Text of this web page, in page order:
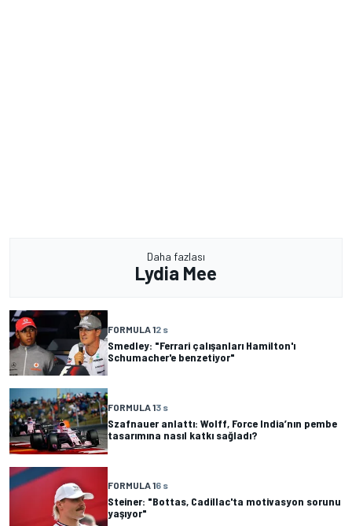
Daha fazlası
Lydia Mee
FORMULA 12 s
Smedley: "Ferrari çalışanları Hamilton'ı
Schumacher'e benzetiyor"
FORMULA 13 s
Szafnauer anlattı: Wolff, Force India’nın pembe
tasarımına nasıl katkı sağladı?
FORMULA 16 s
Steiner: "Bottas, Cadillac'ta motivasyon sorunu
yaşıyor"